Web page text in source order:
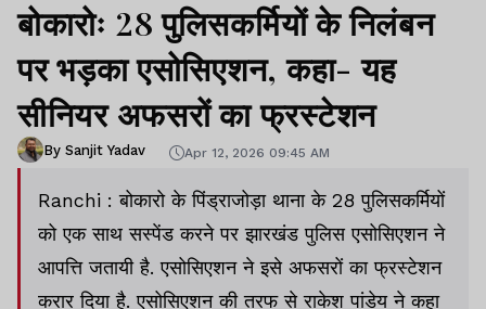
बोकारोः 28 पुलिसकर्मियों के निलंबन
पर भड़का एसोसिएशन, कहा- यह
सीनियर अफसरों का फ्रस्टेशन
By Sanjit Yadav Apr 12, 2026 09:45 AM
Ranchi : बोकारो के पिंड्राजोड़ा थाना के 28 पुलिसकर्मियों
को एक साथ सस्पेंड करने पर झारखंड पुलिस एसोसिएशन ने
आपत्ति जतायी है. एसोसिएशन ने इसे अफसरों का फ्रस्टेशन
करार दिया है. एसोसिएशन की तरफ से राकेश पांडेय ने कहा